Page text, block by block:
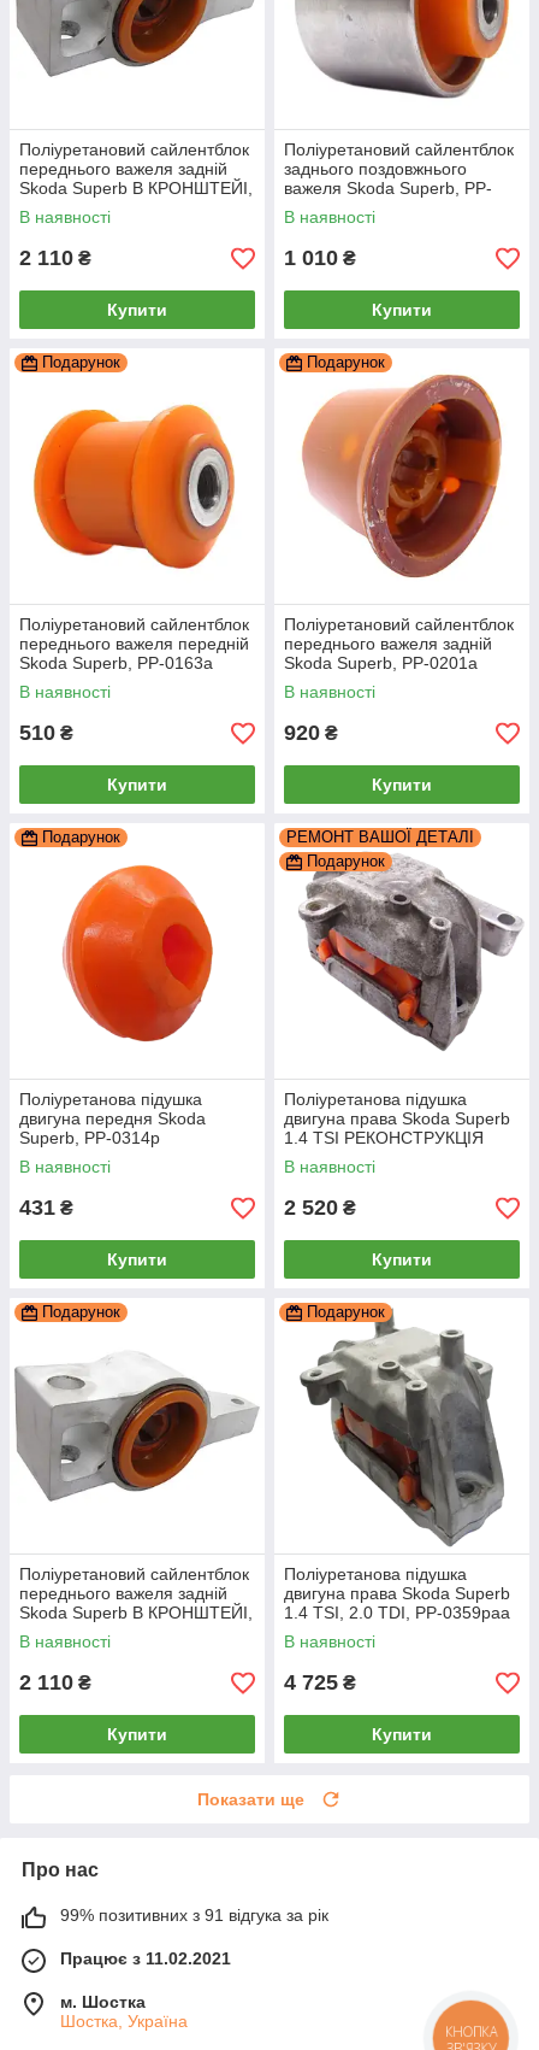
Поліуретановий сайлентблок
переднього важеля задній
Skoda Superb В КРОНШТЕЙІ,
PP-0201d
В наявності
2 110 ₴
Купити
Поліуретановий сайлентблок
заднього поздовжнього
важеля Skoda Superb, PP-
0122b
В наявності
1 010 ₴
Купити
Подарунок
Поліуретановий сайлентблок
переднього важеля передній
Skoda Superb, PP-0163a
В наявності
510 ₴
Купити
Подарунок
Поліуретановий сайлентблок
переднього важеля задній
Skoda Superb, PP-0201a
В наявності
920 ₴
Купити
Подарунок
Поліуретанова підушка
двигуна передня Skoda
Superb, PP-0314p
В наявності
431 ₴
Купити
РЕМОНТ ВАШОЇ ДЕТАЛІ
Подарунок
Поліуретанова підушка
двигуна права Skoda Superb
1.4 TSI РЕКОНСТРУКЦІЯ
ВАШОЇ, PP-0359pbe
В наявності
2 520 ₴
Купити
Подарунок
Поліуретановий сайлентблок
переднього важеля задній
Skoda Superb В КРОНШТЕЙІ,
PP-0201da
В наявності
2 110 ₴
Купити
Подарунок
Поліуретанова підушка
двигуна права Skoda Superb
1.4 TSI, 2.0 TDI, PP-0359paa
В наявності
4 725 ₴
Купити
Показати ще
Про нас
99% позитивних з 91 відгука за рік
Працює з 11.02.2021
м. Шостка
Шостка, Україна
КНОПКА